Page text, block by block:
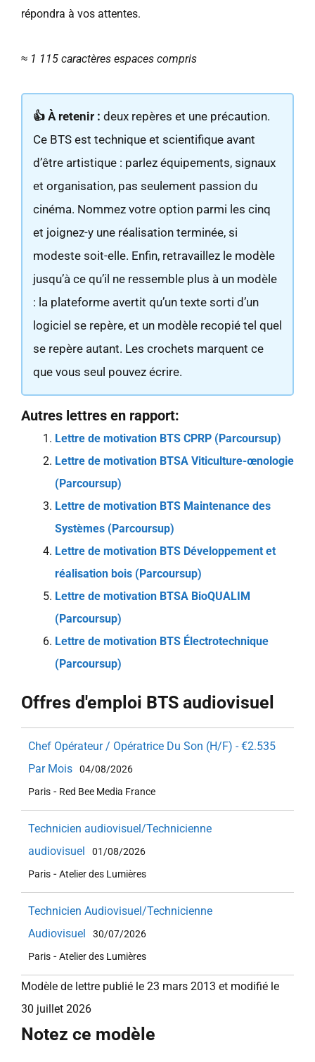
répondra à vos attentes.
≈ 1 115 caractères espaces compris
👍 À retenir : deux repères et une précaution.
Ce BTS est technique et scientifique avant
d’être artistique : parlez équipements, signaux
et organisation, pas seulement passion du
cinéma. Nommez votre option parmi les cinq
et joignez-y une réalisation terminée, si
modeste soit-elle. Enfin, retravaillez le modèle
jusqu’à ce qu’il ne ressemble plus à un modèle
: la plateforme avertit qu’un texte sorti d’un
logiciel se repère, et un modèle recopié tel quel
se repère autant. Les crochets marquent ce
que vous seul pouvez écrire.
Autres lettres en rapport:
Lettre de motivation BTS CPRP (Parcoursup)
Lettre de motivation BTSA Viticulture-œnologie
(Parcoursup)
Lettre de motivation BTS Maintenance des
Systèmes (Parcoursup)
Lettre de motivation BTS Développement et
réalisation bois (Parcoursup)
Lettre de motivation BTSA BioQUALIM
(Parcoursup)
Lettre de motivation BTS Électrotechnique
(Parcoursup)
Offres d'emploi BTS audiovisuel
Chef Opérateur / Opératrice Du Son (H/F) - €2.535
Par Mois
04/08/2026
Paris - Red Bee Media France
Technicien audiovisuel/Technicienne
audiovisuel
01/08/2026
Paris -Atelier des Lumières
Technicien Audiovisuel/Technicienne
Audiovisuel
30/07/2026
Paris -Atelier des Lumières
Modèle de lettre publié le 23 mars 2013 et modifié le
30 juillet 2026
Notez ce modèle